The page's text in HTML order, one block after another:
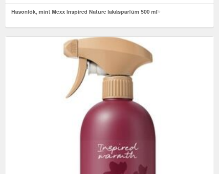
Hasonlók, mint Mexx Inspired Nature lakásparfüm 500 ml